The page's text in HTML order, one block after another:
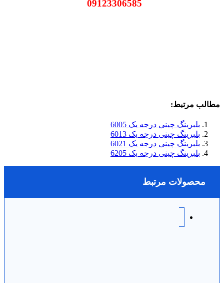
مطالب مرتبط:
بلبرینگ چینی درجه یک 6005
بلبرینگ چینی درجه یک 6013
بلبرینگ چینی درجه یک 6021
بلبرینگ چینی درجه یک 6205
محصولات مرتبط